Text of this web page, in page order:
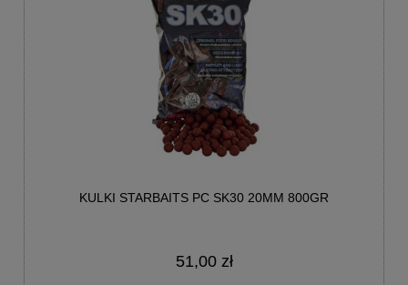
KULKI STARBAITS PC SK30 20MM 800GR
51,00 zł